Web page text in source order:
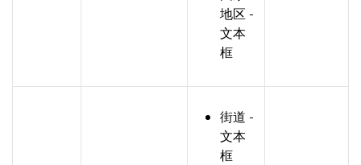
地区 -
文本
框
街道 -
文本
框